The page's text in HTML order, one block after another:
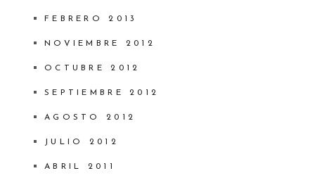
FEBRERO 2013
NOVIEMBRE 2012
OCTUBRE 2012
SEPTIEMBRE 2012
AGOSTO 2012
JULIO 2012
ABRIL 2011